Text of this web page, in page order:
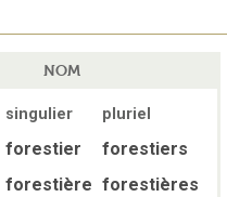
NOM
singulier
pluriel
forestier forestiers
forestière forestières